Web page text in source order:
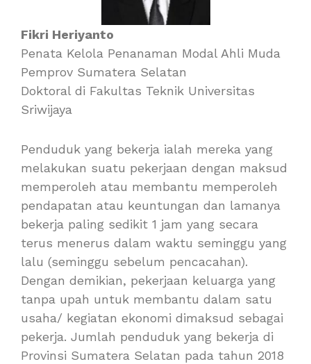
Fikri Heriyanto
Penata Kelola Penanaman Modal Ahli Muda
Pemprov Sumatera Selatan
Doktoral di Fakultas Teknik Universitas
Sriwijaya
Penduduk yang bekerja ialah mereka yang
melakukan suatu pekerjaan dengan maksud
memperoleh atau membantu memperoleh
pendapatan atau keuntungan dan lamanya
bekerja paling sedikit 1 jam yang secara
terus menerus dalam waktu seminggu yang
lalu (seminggu sebelum pencacahan).
Dengan demikian, pekerjaan keluarga yang
tanpa upah untuk membantu dalam satu
usaha/ kegiatan ekonomi dimaksud sebagai
pekerja. Jumlah penduduk yang bekerja di
Provinsi Sumatera Selatan pada tahun 2018